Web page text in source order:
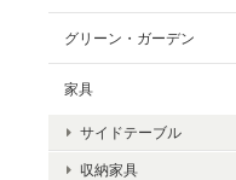
グリーン・ガーデン
家具
サイドテーブル
収納家具